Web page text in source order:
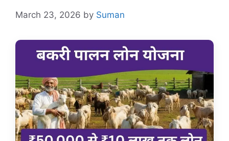
March 23, 2026 by Suman